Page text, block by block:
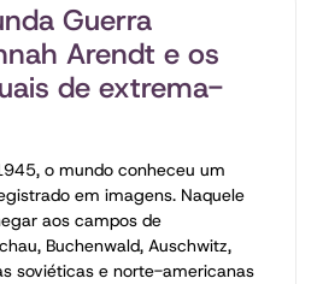
Guerra
Arendt e os
de extrema-
o mundo conheceu um
em imagens. Naquele
aos campos de
Buchenwald, Auschwitz,
soviéticas e norte-americanas